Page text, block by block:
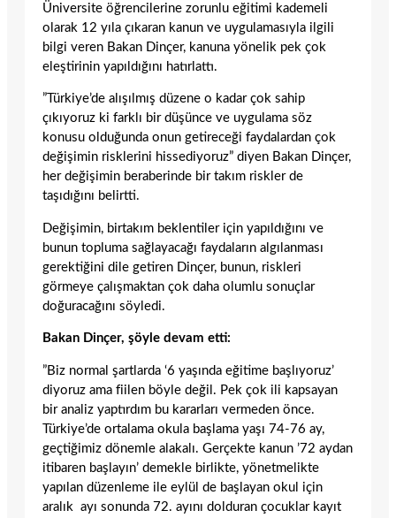
Üniversite öğrencilerine zorunlu eğitimi kademeli
olarak 12 yıla çıkaran kanun ve uygulamasıyla ilgili
bilgi veren Bakan Dinçer, kanuna yönelik pek çok
eleştirinin yapıldığını hatırlattı.
”Türkiye’de alışılmış düzene o kadar çok sahip
çıkıyoruz ki farklı bir düşünce ve uygulama söz
konusu olduğunda onun getireceği faydalardan çok
değişimin risklerini hissediyoruz” diyen Bakan Dinçer,
her değişimin beraberinde bir takım riskler de
taşıdığını belirtti.
Değişimin, birtakım beklentiler için yapıldığını ve
bunun topluma sağlayacağı faydaların algılanması
gerektiğini dile getiren Dinçer, bunun, riskleri
görmeye çalışmaktan çok daha olumlu sonuçlar
doğuracağını söyledi.
Bakan Dinçer, şöyle devam etti:
”Biz normal şartlarda ‘6 yaşında eğitime başlıyoruz’
diyoruz ama fiilen böyle değil. Pek çok ili kapsayan
bir analiz yaptırdım bu kararları vermeden önce.
Türkiye’de ortalama okula başlama yaşı 74-76 ay,
geçtiğimiz dönemle alakalı. Gerçekte kanun ’72 aydan
itibaren başlayın’ demekle birlikte, yönetmelikte
yapılan düzenleme ile eylül de başlayan okul için
aralık ayı sonunda 72. ayını dolduran çocuklar kayıt